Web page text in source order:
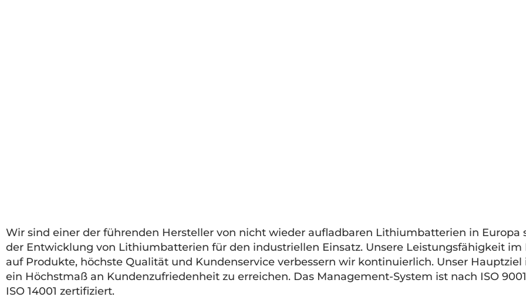
Wir sind einer der führenden Hersteller von nicht wieder aufladbaren Lithiumbatterien in Europa
der Entwicklung von Lithiumbatterien für den industriellen Einsatz. Unsere Leistungsfähigkeit im
auf Produkte, höchste Qualität und Kundenservice verbessern wir kontinuierlich. Unser Hauptziel
ein Höchstmaß an Kundenzufriedenheit zu erreichen. Das Management-System ist nach ISO
ISO 14001 zertifiziert.